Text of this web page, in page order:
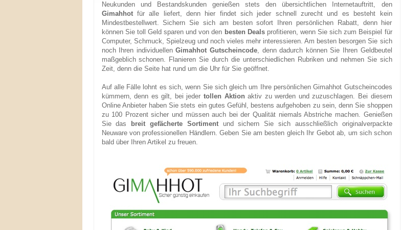
Neukunden und Bestandskunden genießen stets den übersichtlichen Internetauftritt, den
Gimahhotfür alle liefert, denn hier findet sich jeder schnell zurecht und es besteht kein
Mindestbestellwert. Sichern Sie sich am besten sofort Ihren persönlichen Rabatt, denn hier
können Sie toll Geld sparen und von den besten Dealsprofitieren, wenn Sie sich zum Beispiel für
Computer, Schmuck, Spielzeug und noch vieles mehr interessieren. Am besten besorgen Sie sich
noch Ihren individuellenGimahhot Gutscheincode, denn dadurch können Sie Ihren Geldbeutel
maßgeblich schonen. Flanieren Sie durch die unterschiedlichen Rubriken und nehmen Sie sich
Zeit, denn die Seite hat rund um die Uhr für Sie geöffnet.
Auf alle Fälle lohnt es sich, wenn Sie sich gleich um Ihre persönlichen Gimahhot Gutscheincodes
kümmern, denn es gilt, bei jeder tollen Aktion aktiv zu werden und zuzuschlagen. Bei diesem
Online Anbieter haben Sie stets ein gutes Gefühl, bestens aufgehoben zu sein, denn Sie shoppen
zu 100 Prozent sicher und müssen auch bei der Qualität niemals Abstriche machen. Genießen
Sie das
breit gefächerte Sortimentund sichern Sie sich ausschließlich originalverpackte
Neuware von professionellen Händlern. Geben Sie am besten gleich Ihr Gebot ab, um sich schon
bald über Ihren Artikel zu freuen.